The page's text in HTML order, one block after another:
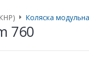
Коляска
760